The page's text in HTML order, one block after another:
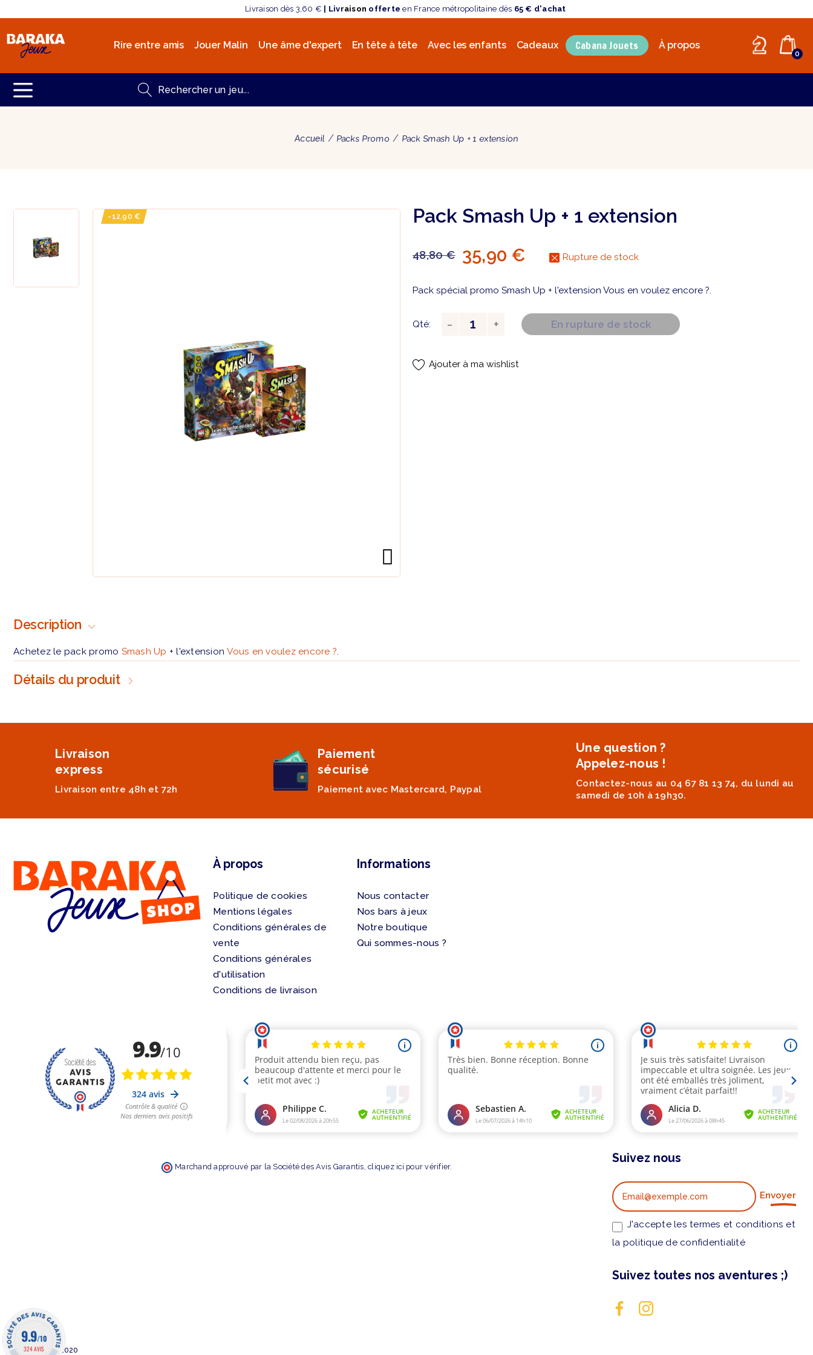
Livraison dès 3,60 € | Livraison offerte en France métropolitaine dès 65 € d'achat
Rire entre amis Jouer Malin Une âme d'expert En tête à tête Avec les enfants Cadeaux Cabana Jouets À propos
0
Accueil Packs Promo Pack Smash Up + 1 extension
-12,90 € Pack Smash Up + 1 extension
48,80 € 35,90 € Rupture de stock
Pack spécial promo Smash Up + l'extension Vous en voulez encore ?.
Qté: En rupture de stock
Ajouter à ma wishlist
Description
Achetez le pack promo Smash Up + l'extensionVous en voulez encore ?.
Détails du produit
Livraison
express
Livraison entre 48h et 72h
Paiement
sécurisé
Paiement avec Mastercard, Paypal
Une question ?
Appelez-nous !
Contactez-nous au 04 67 81 13 74, du lundi au
samedi de 10h à 19h30.
À propos
Politique de cookies
Mentions légales
Conditions générales de
vente
Conditions générales
d'utilisation
Conditions de livraison
Informations
Nous contacter
Nos bars à jeux
Notre boutique
Qui sommes-nous ?
Marchand approuvé par la Société des Avis Garantis, cliquez ici pour vérifier.
Suivez nous
Envoyer
J'accepte les termes et conditions et
la politique de confidentialité
Suivez toutes nos aventures ;)
©barakajeux 2020
9.9/10
324 AVIS